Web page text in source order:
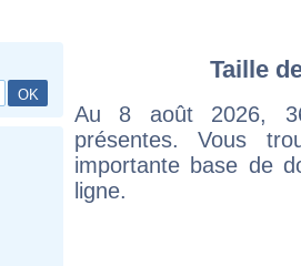
Taille
Au 8 août 2026,
présentes. Vous
importante base de
ligne.